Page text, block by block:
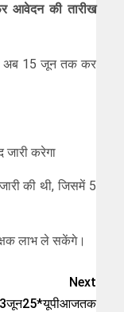
आवेदन की तारीख
अब 15 जून तक कर
जारी करेगा
की थी, जिसमें 5
लाभ ले सकेंगे।
Next